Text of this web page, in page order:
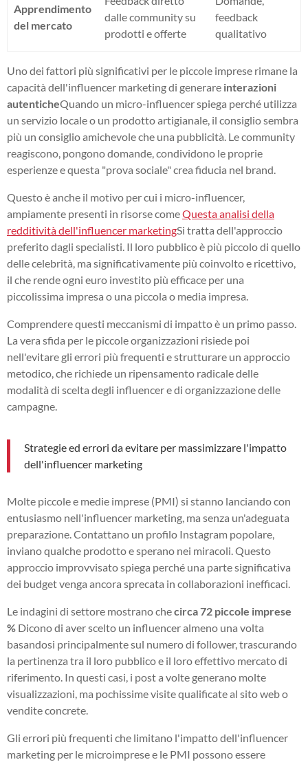
Apprendimento
del mercato
dalle community su
prodotti e offerte
feedback
qualitativo
Uno dei fattori più significativi per le piccole imprese rimane la
capacità dell'influencer marketing di generare interazioni
autenticheQuando un micro-influencer spiega perché utilizza
un servizio locale o un prodotto artigianale, il consiglio sembra
più un consiglio amichevole che una pubblicità. Le community
reagiscono, pongono domande, condividono le proprie
esperienze e questa "prova sociale" crea fiducia nel brand.
Questo è anche il motivo per cui i micro-influencer,
ampiamente presenti in risorse comeQuesta analisi della
redditività dell'influencer marketingSi tratta dell'approccio
preferito dagli specialisti. Il loro pubblico è più piccolo di quello
delle celebrità, ma significativamente più coinvolto e ricettivo,
il che rende ogni euro investito più efficace per una
piccolissima impresa o una piccola o media impresa.
Comprendere questi meccanismi di impatto è un primo passo.
La vera sfida per le piccole organizzazioni risiede poi
nell'evitare gli errori più frequenti e strutturare un approccio
metodico, che richiede un ripensamento radicale delle
modalità di scelta degli influencer e di organizzazione delle
campagne.
Strategie ed errori da evitare per massimizzare l'impatto
dell'influencer marketing
Molte piccole e medie imprese (PMI) si stanno lanciando con
entusiasmo nell'influencer marketing, ma senza un'adeguata
preparazione. Contattano un profilo Instagram popolare,
inviano qualche prodotto e sperano nei miracoli. Questo
approccio improvvisato spiega perché una parte significativa
dei budget venga ancora sprecata in collaborazioni inefficaci.
Le indagini di settore mostrano checirca 72 piccole imprese
% Dicono di aver scelto un influencer almeno una volta
basandosi principalmente sul numero di follower, trascurando
la pertinenza tra il loro pubblico e il loro effettivo mercato di
riferimento. In questi casi, i post a volte generano molte
visualizzazioni, ma pochissime visite qualificate al sito web o
vendite concrete.
Gli errori più frequenti che limitano l'impatto dell'influencer
marketing per le microimprese e le PMI possono essere